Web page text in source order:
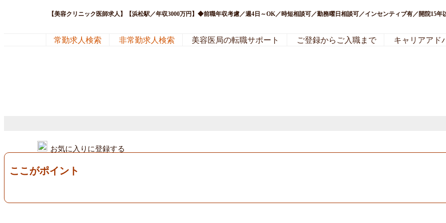
【美容クリニック医師求人】【浜松駅／年収3000万円】◆前職年収考慮／週4日～OK／時短相談可／勤務曜日相談可／インセンティブ有／開院15
常勤求人検索 非常勤求人検索 美容医局の転職サポート ご登録からご入職まで キャリアアド
お気に入りに登録する
ここがポイント